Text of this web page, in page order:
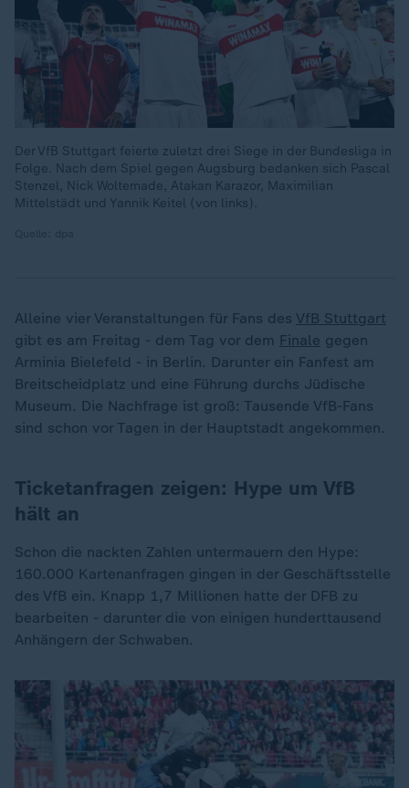
Der VfB Stuttgart feierte zuletzt drei Siege in der Bundesliga in
Folge. Nach dem Spiel gegen Augsburg bedanken sich Pascal
Stenzel, Nick Woltemade, Atakan Karazor, Maximilian
Mittelstädt und Yannik Keitel (von links).
Alleine vier Veranstaltungen für Fans des VfB Stuttgart
gibt es am Freitag - dem Tag vor dem Finale gegen
Arminia Bielefeld - in Berlin. Darunter ein Fanfest am
Breitscheidplatz und eine Führung durchs Jüdische
Museum. Die Nachfrage ist groß: Tausende VfB-Fans
sind schon vor Tagen in der Hauptstadt angekommen.
Ticketanfragen zeigen: Hype um VfB
hält an
Schon die nackten Zahlen untermauern den Hype:
160.000 Kartenanfragen gingen in der Geschäftsstelle
des VfB ein. Knapp 1,7 Millionen hatte der DFB zu
bearbeiten - darunter die von einigen hunderttausend
Anhängern der Schwaben.